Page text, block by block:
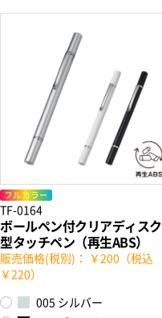
フルカラー
TF-0164
ボールペン付クリアディスク
型タッチペン（再生ABS）
販売価格(税別)： ￥200（税込
￥220）
005 シルバー